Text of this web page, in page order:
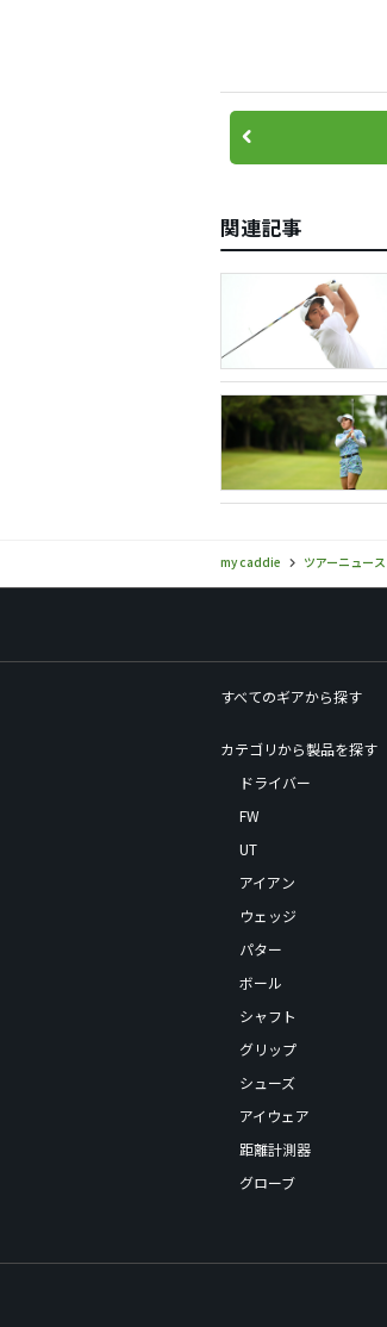
関連記事
my caddie ツアーニュース
すべてのギアから探す
カテゴリから製品を探す
ドライバー
FW
UT
アイアン
ウェッジ
パター
ボール
シャフト
グリップ
シューズ
アイウェア
距離計測器
グローブ